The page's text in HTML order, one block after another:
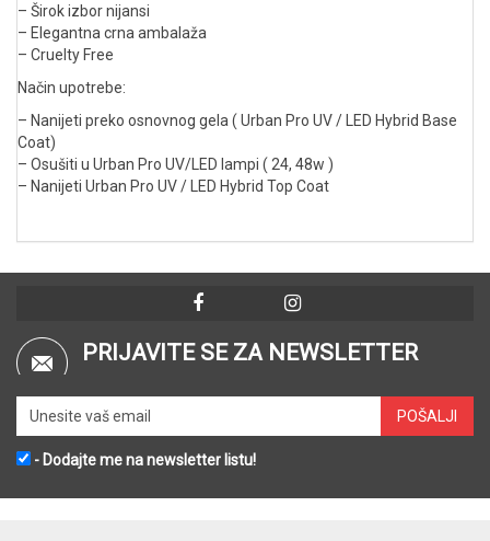
– Širok izbor nijansi
– Elegantna crna ambalaža
– Cruelty Free
Način upotrebe:
– Nanijeti preko osnovnog gela ( Urban Pro UV / LED Hybrid Base
Coat)
– Osušiti u Urban Pro UV/LED lampi ( 24, 48w )
– Nanijeti Urban Pro UV / LED Hybrid Top Coat
PRIJAVITE SE ZA NEWSLETTER
- Dodajte me na newsletter listu!